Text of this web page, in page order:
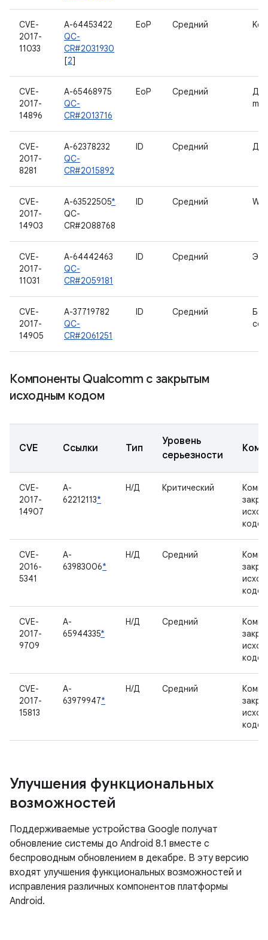
CVE-
2017-
11033
A-64453422
QC-
CR#2031930
[2]
EoP Средний
CVE-
2017-
14896
A-65468975
QC-
CR#2013716
EoP Средний
CVE-
2017-
8281
A-62378232
QC-
CR#2015892
ID Средний
CVE-
2017-
14903
A-63522505*
QC-
CR#2088768
ID Средний
CVE-
2017-
11031
A-64442463
QC-
CR#2059181
ID Средний
CVE-
2017-
14905
A-37719782
QC-
CR#2061251
ID Средний
Компоненты Qualcomm с закрытым
исходным кодом
CVE Ссылки Тип
Уровень
серьезности
CVE-
2017-
14907
A-
62212113*
Н/Д Критический
кодом
CVE-
2016-
5341
A-
63983006*
Н/Д Средний
кодом
CVE-
2017-
9709
A-
65944335*
Н/Д Средний
кодом
CVE-
2017-
15813
A-
63979947*
Н/Д Средний
кодом
Улучшения функциональных
возможностей
Поддерживаемые устройства Google получат
обновление системы до Android 8.1 вместе с
беспроводным обновлением в декабре. В эту версию
входят улучшения функциональных возможностей и
исправления различных компонентов платформы
Android.